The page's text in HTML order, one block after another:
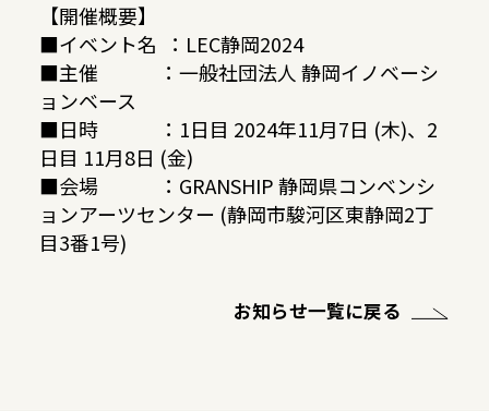
【開催概要】
■イベント名 ：LEC静岡2024
■主催 ：一般社団法人 静岡イノベーシ
ョンベース
■⽇時 ：1日目 2024年11月7日 (木)、2
日目 11月8日 (金)
■会場 ：GRANSHIP 静岡県コンベンシ
ョンアーツセンター (静岡市駿河区東静岡2丁
目3番1号)
お知らせ一覧に戻る